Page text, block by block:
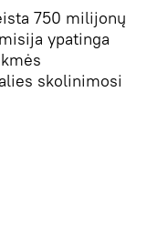
750 milijonų
ypatinga
skolinimosi